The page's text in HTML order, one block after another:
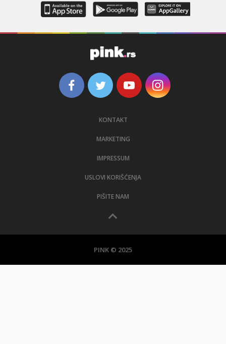
KONTAKT
MARKETING
IMPRESSUM
USLOVI KORIŠĆENJA
PIŠITE NAM
PINK © 2025